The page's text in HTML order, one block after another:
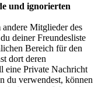
und ignorierten
Mitglieder des
deiner Freundesliste
Bereich für den
dort deren
eine Private Nachricht
du verwendest, können